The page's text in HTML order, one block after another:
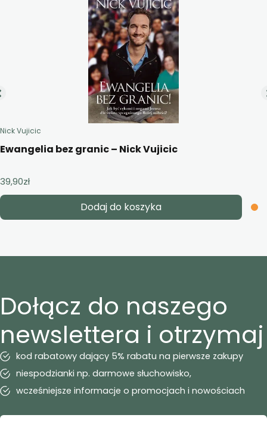
Nick Vujicic
Ewangelia bez granic – Nick Vujicic
39,90zł
Dodaj do koszyka
Dołącz do naszego
newslettera i otrzymaj
kod rabatowy dający 5% rabatu na pierwsze zakupy
niespodzianki np. darmowe słuchowisko,
wcześniejsze informacje o promocjach i nowościach